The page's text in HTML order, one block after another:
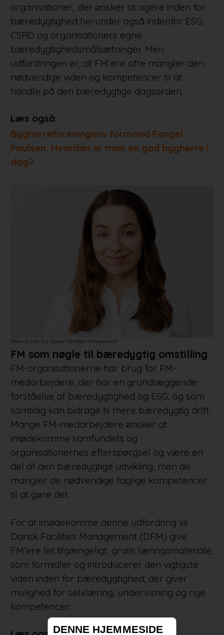
organisationer, der ønsker at agere inden for
bæredygtighed herunder også indenfor ESG,
CSRD og organisationers egne
bæredygtighedsmålsætninger. Men
udfordringen er, at FM´ere ofte mangler den
nødvendige viden og kompetencer til at
handle på den bæredygtige dagsorden.
Læs også:
Bygherreforeningens formand Fangel
Poulsen: Hvordan er man en god bygherre i
dag?
Rikke Soede fra Dansk Facilities Management
FM som nøgle til bæredygtig omstilling
FM-organisationerne har brug for FM-
medarbejdere, der har en grundlæggende
forståelse af bæredygtighed og ESG, og som
samtidig kan bidrage til mere bæredygtig drift.
Mange FM-medarbejdere ønsker at
imødekomme samfundets og
organisationernes efterspørgsel og være en
del af den bæredygtige udvikling, men de
mangler de nødvendige faglige kompetencer
til at gøre det.
For at imødekomme denne udfordring vil
Dansk Facilities Management (DFM) give
FM’ere let tilgængeligt, gratis læringsmateriale,
som formidler og introducerer den vigtigste
viden inden for bæredygtighed, der giver
mulighed for selvlæring, undervisning og nye
kompetencer.
DENNE HJEMMESIDE